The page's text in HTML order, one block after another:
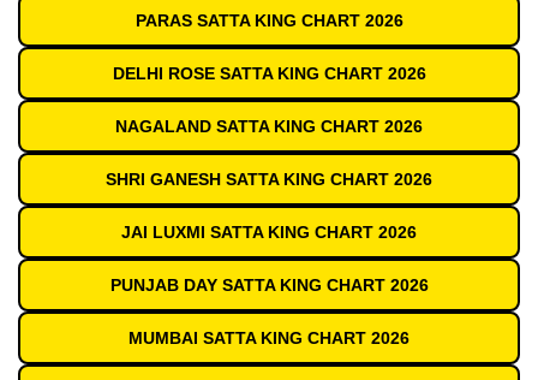
PARAS SATTA KING CHART 2026
DELHI ROSE SATTA KING CHART 2026
NAGALAND SATTA KING CHART 2026
SHRI GANESH SATTA KING CHART 2026
JAI LUXMI SATTA KING CHART 2026
PUNJAB DAY SATTA KING CHART 2026
MUMBAI SATTA KING CHART 2026